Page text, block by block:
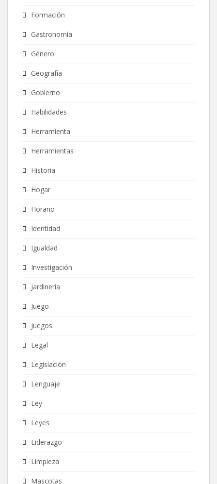
Formación
Gastronomía
Género
Geografía
Gobierno
Habilidades
Herramienta
Herramientas
Historia
Hogar
Horario
Identidad
Igualdad
Investigación
Jardinería
Juego
Juegos
Legal
Legislación
Lenguaje
Ley
Leyes
Liderazgo
Limpieza
Mascotas